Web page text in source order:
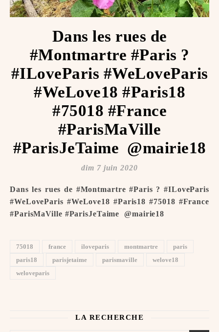
Dans les rues de
#Montmartre #Paris ?
#ILoveParis #WeLoveParis
#WeLove18 #Paris18
#75018 #France
#ParisMaVille
#ParisJeTaime ️ @mairie18
dim 7 juin 2020
Dans les rues de #Montmartre #Paris ? #ILoveParis
#WeLoveParis #WeLove18 #Paris18 #75018 #France
#ParisMaVille #ParisJeTaime ️ @mairie18
75018 france iloveparis montmartre
paris
paris18
parisjetaime parismaville
welove18
weloveparis
LA RECHERCHE